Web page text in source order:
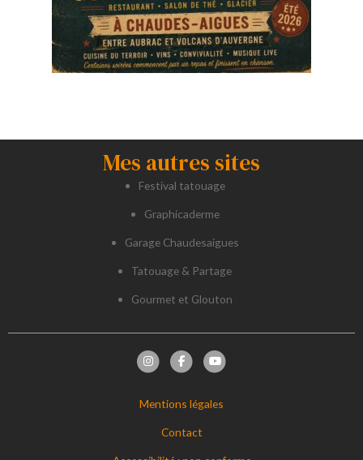
Mes autres sites
Festival tatouage
Graphicaderme
Garage Chaudesaigues
Tatouage & Partage
Gourmet et Glouton
Mentions légales
Contact